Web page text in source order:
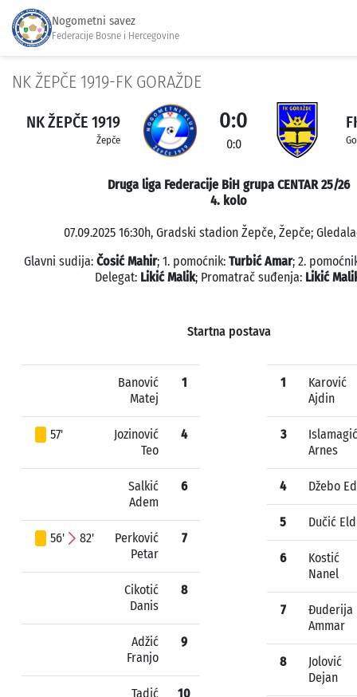
Nogometni savez
Federacije Bosne i Hercegovine
NK ŽEPČE 1919-FK GORAŽDE
NK ŽEPČE 1919
Žepče
0:0
0:0
Druga liga Federacije BiH grupa CENTAR 25/26
4. kolo
07.09.2025 16:30h, Gradski stadion Žepče, Žepče;
Glavni sudija: Čosić Mahir; 1. pomoćnik: Turbić Amar; 2.
Delegat: Likić Malik; Promatrač suđenja: Likić
Startna postava
Banović
Matej
1
57'
Jozinović
Teo
4
Salkić
Adem
6
56' 82'
Perković
Petar
7
Cikotić
Danis
8
Adžić
Franjo
9
Tadić
10
1
Karović
Ajdin
3
Islamagić
Arnes
4 Džebo
5 Dučić
6
Kostić
Nanel
7
Đuderija
Ammar
8
Jolović
Dejan